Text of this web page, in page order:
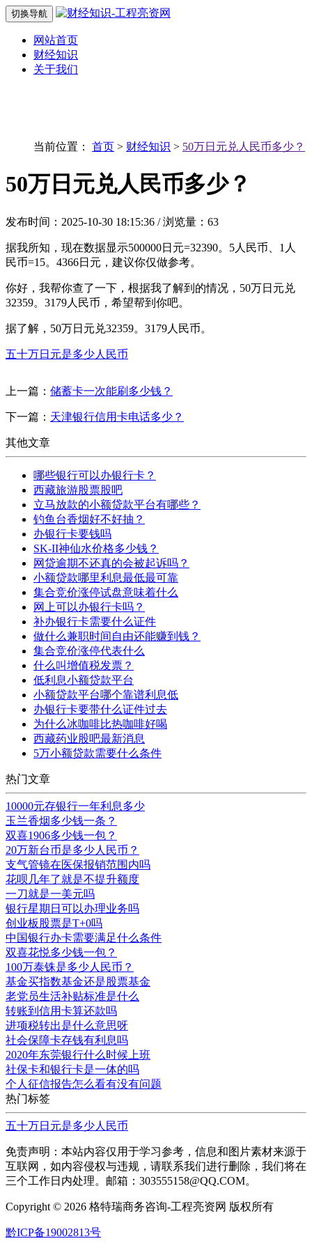
切换导航
网站首页
财经知识
关于我们
当前位置： 首页 > 财经知识 > 50万日元兑人民币多少？
50万日元兑人民币多少？
发布时间：2025-10-30 18:15:36 / 浏览量：63
据我所知，现在数据显示500000日元=32390。5人民币、1人
民币=15。4366日元，建议你仅做参考。
你好，我帮你查了一下，根据我了解到的情况，50万日元兑
32359。3179人民币，希望帮到你吧。
据了解，50万日元兑32359。3179人民币。
五十万日元是多少人民币
上一篇： 储蓄卡一次能刷多少钱？
下一篇： 天津银行信用卡电话多少？
其他文章
哪些银行可以办银行卡？
西藏旅游股票股吧
立马放款的小额贷款平台有哪些？
钓鱼台香烟好不好抽？
办银行卡要钱吗
SK-II神仙水价格多少钱？
网贷逾期不还真的会被起诉吗？
小额贷款哪里利息最低最可靠
集合竞价涨停试盘意味着什么
网上可以办银行卡吗？
补办银行卡需要什么证件
做什么兼职时间自由还能赚到钱？
集合竞价涨停代表什么
什么叫增值税发票？
低利息小额贷款平台
小额贷款平台哪个靠谱利息低
办银行卡要带什么证件过去
为什么冰咖啡比热咖啡好喝
西藏药业股吧最新消息
5万小额贷款需要什么条件
热门文章
10000元存银行一年利息多少
玉兰香烟多少钱一条？
双喜1906多少钱一包？
20万新台币是多少人民币？
支气管镜在医保报销范围内吗
花呗几年了就是不提升额度
一刀就是一美元吗
银行星期日可以办理业务吗
创业板股票是T+0吗
中国银行办卡需要满足什么条件
双喜花悦多少钱一包？
100万泰铢是多少人民币？
基金买指数基金还是股票基金
老党员生活补贴标准是什么
转账到信用卡算还款吗
进项税转出是什么意思呀
社会保障卡存钱有利息吗
2020年东莞银行什么时候上班
社保卡和银行卡是一体的吗
个人征信报告怎么看有没有问题
热门标签
五十万日元是多少人民币
免责声明：本站内容仅用于学习参考，信息和图片素材来源于
互联网，如内容侵权与违规，请联系我们进行删除，我们将在
三个工作日内处理。邮箱：303555158@QQ.COM。
Copyright © 2026 格特瑞商务咨询-工程亮资网 版权所有
黔ICP备19002813号